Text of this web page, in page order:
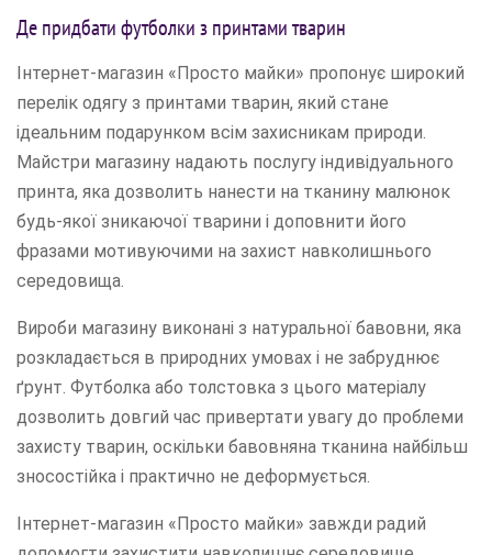
Де придбати футболки з принтами тварин
Інтернет-магазин «Просто майки» пропонує широкий
перелік одягу з принтами тварин, який стане
ідеальним подарунком всім захисникам природи.
Майстри магазину надають послугу індивідуального
принта, яка дозволить нанести на тканину малюнок
будь-якої зникаючої тварини і доповнити його
фразами мотивуючими на захист навколишнього
середовища.
Вироби магазину виконані з натуральної бавовни, яка
розкладається в природних умовах і не забруднює
ґрунт. Футболка або толстовка з цього матеріалу
дозволить довгий час привертати увагу до проблеми
захисту тварин, оскільки бавовняна тканина найбільш
зносостійка і практично не деформується.
Інтернет-магазин «Просто майки» завжди радий